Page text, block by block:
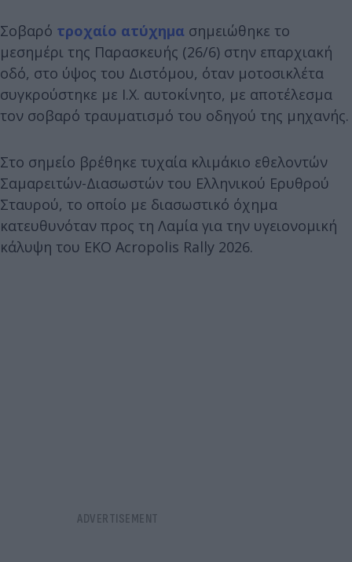
Σοβαρό τροχαίο ατύχημα σημειώθηκε το
μεσημέρι της Παρασκευής (26/6) στην επαρχιακή
οδό, στο ύψος του Διστόμου, όταν μοτοσικλέτα
συγκρούστηκε με Ι.Χ. αυτοκίνητο, με αποτέλεσμα
τον σοβαρό τραυματισμό του οδηγού της μηχανής.
Στο σημείο βρέθηκε τυχαία κλιμάκιο εθελοντών
Σαμαρειτών-Διασωστών του Ελληνικού Ερυθρού
Σταυρού, το οποίο με διασωστικό όχημα
κατευθυνόταν προς τη Λαμία για την υγειονομική
κάλυψη του EKO Acropolis Rally 2026.